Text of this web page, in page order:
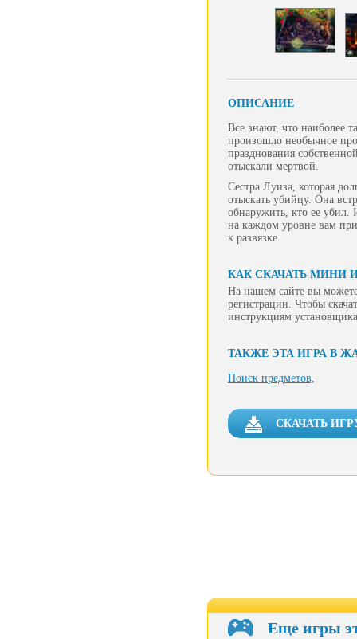
ОПИСАНИЕ
Все знают, что наиболее
произошло необычное
празднования
отыскали мертвой.
Сестра Луиза, которая
отыскать убийцу. Она
обнаружить, кто ее убил.
на каждом уровне вам
к развязке.
КАК СКАЧАТЬ МИНИ
На нашем сайте вы
регистрации. Чтобы
инструкциям
ТАКЖЕ ЭТА ИГРА В
Поиск предметов,
СКАЧАТЬ
Еще игры